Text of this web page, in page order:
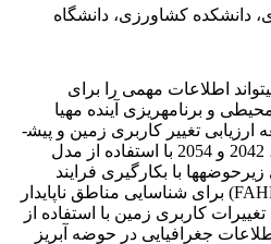
دانشکده کشاورزی، دانشگاه
اطلاعات مهمی را برای
و برنامه­ریزی آینده مهیا
سازد. اهداف اصلی این مطالعه ارزیابی تغییر کاربری زمین و پیش­
بینی تغییر برای سال­های 2030، 2042 و 2054 با استفاده از مدل
با بکارگیری فرایند
تحلیل سلسله مراتبی فازی (FAHP) برای شناسایی مناطق ناپایدار
کاربری زمین با استفاده از
جغرافیایی در حوضه آبریز